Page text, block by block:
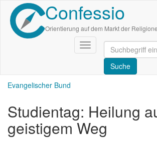
Direkt
zum
Inhalt
Confessio
Orientierung auf dem Markt der
Navigation
aktivieren/deaktivieren
Evangelischer Bund
Studientag: Heilung
geistigem Weg